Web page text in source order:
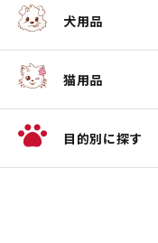
犬用品
猫用品
目的別に探す